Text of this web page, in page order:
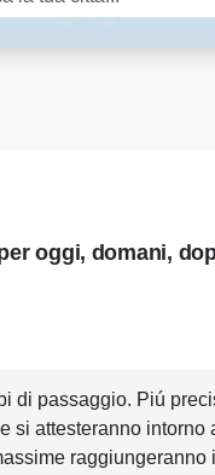
oggi, domani,
di passaggio. Piú
si attesteranno intorno
raggiungeranno